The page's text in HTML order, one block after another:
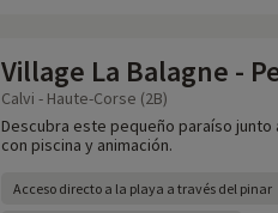
Village La Balagne -
Calvi - Haute-Corse (2B)
Descubra este pequeño paraíso junto
con piscina y animación.
Acceso directo a la playa a través del pinar